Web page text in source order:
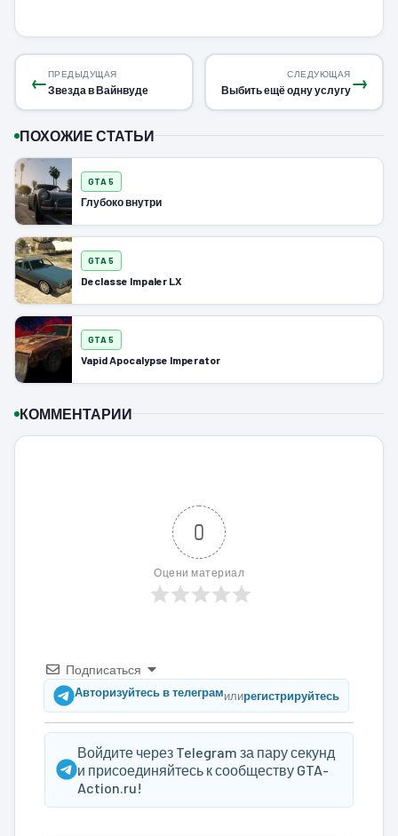
←ПРЕДЫДУЩАЯ
Звезда в Вайнвуде →
СЛЕДУЮЩАЯ
Выбить ещё одну услугу
ПОХОЖИЕ СТАТЬИ
GTA 5
Глубоко внутри
GTA 5
Declasse Impaler LX
GTA 5
Vapid Apocalypse Imperator
КОММЕНТАРИИ
0
Оцени материал
Подписаться
Авторизуйтесь в телеграмилирегистрируйтесь
Войдите через Telegram за пару секунд
и присоединяйтесь к сообществу GTA-
Action.ru!